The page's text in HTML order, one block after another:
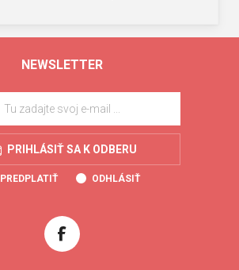
NEWSLETTER
PRIHLÁSIŤ SA K ODBERU
PREDPLATIŤ ODHLÁSIŤ